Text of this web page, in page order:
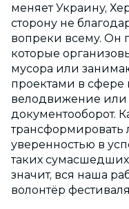
меняет Украину,
сторону не
вопреки всему. Он
которые
мусора или
проектами в сфере
велодвижение или
документооборот.
трансформировать
уверенностью в
таких
значит, вся наша
волонтёр